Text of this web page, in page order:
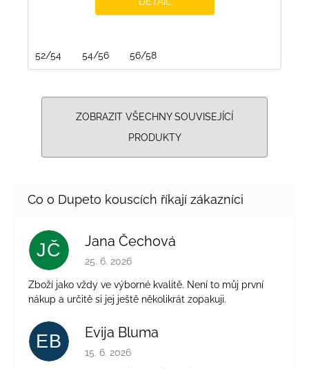
52/54 54/56 56/58
ZOBRAZIT VŠECHNY SOUVISEJÍCÍ
PRODUKTY
JČ Jana Čechová
Hodnocení obchodu je 5 z 5 hvězdiček.
25. 6. 2026
Zboží jako vždy ve výborné kvalitě. Není to můj první
nákup a určitě si jej ještě několikrát zopakuji.
EB Evija Bluma
Hodnocení obchodu je 5 z 5 hvězdiček.
15. 6. 2026